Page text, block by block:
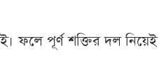
ফলে পূর্ণ শক্তির দল